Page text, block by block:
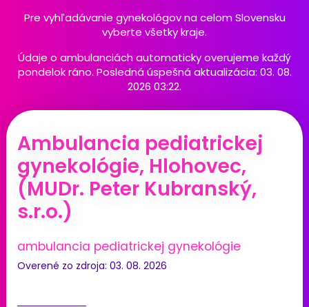
Pre vyhľadávanie gynekológov na celom Slovensku
vyberte všetky kraje.
Údaje o ambulanciách automaticky overujeme každý
pondelok ráno. Posledná úspešná aktualizácia: 03. 08.
2026 03:22.
Ambulancia pediatrickej
gynekológie, Hlohovec,
(MUDr. Peter Kubranský,
s.r.o.)
ambulancia pediatrickej gynekológie
Overené zo zdroja: 03. 08. 2026